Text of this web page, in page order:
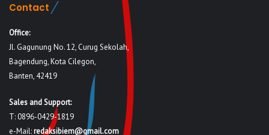
Contact
Office:
Jl. Gagunung No. 12, Curug Sekolah,
Bagendung, Kota Cilegon,
Banten, 42419
Sales and Support:
T: 0896-0429-1819
e-Mail:redaksibiem@gmail.com